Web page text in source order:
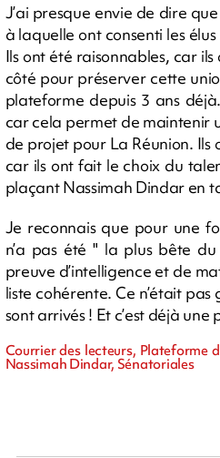
J’ai presque envie de dire
à laquelle ont consenti les
Ils ont été raisonnables, car
côté pour préserver cette
plateforme depuis 3 ans
car cela permet de maintenir
de projet pour La Réunion. Ils
car ils ont fait le choix du
plaçant Nassimah Dindar en
Je reconnais que pour une
n’a pas été " la plus bête
preuve d’intelligence et de
liste cohérente. Ce n’était pas
sont arrivés ! Et c’est déjà
Courrier des lecteurs, Plateforme
Nassimah Dindar, Sénatoriales